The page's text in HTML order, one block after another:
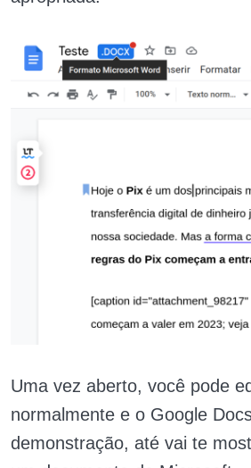
Uma vez aberto, você pode
normalmente e o Google
demonstração, até vai te